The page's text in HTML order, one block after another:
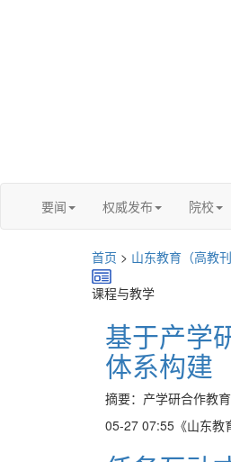
要闻 权威发布 院校
首页 > 山东教育（高教刊
课程与教学
基于产学
体系构建
摘要：产学研合作教
05-27 07:55 《山东